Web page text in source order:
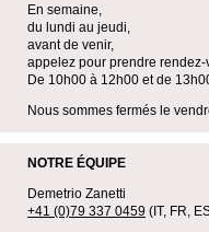
En semaine,
du lundi au jeudi,
avant de venir,
appelez pour prendre rendez-
De 10h00 à 12h00 et de
Nous sommes fermés le
NOTRE ÉQUIPE
Demetrio Zanetti
+41 (0)79 337 0459 (IT, FR,